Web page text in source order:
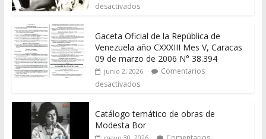
desactivados
Gaceta Oficial de la República de
Venezuela año CXXXIII Mes V, Caracas
09 de marzo de 2006 N° 38.394
junio 2, 2026
Comentarios
desactivados
Catálogo temático de obras de
Modesta Bor